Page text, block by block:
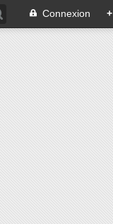
Connexion +